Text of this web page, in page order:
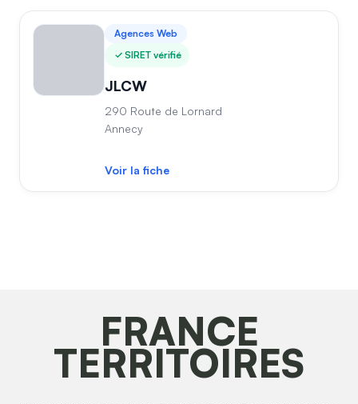
Agences Web
SIRET vérifié
JLCW
290 Route de Lornard
Annecy
Voir la fiche
FRANCE
TERRITOIRES